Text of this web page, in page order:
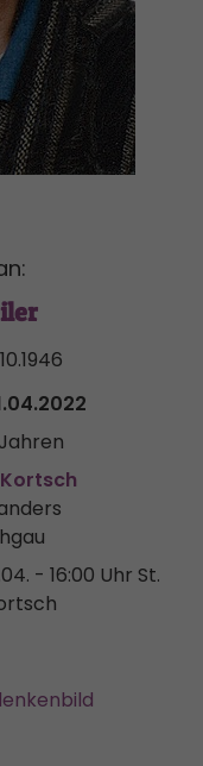
Kortsch
- 16:00 Uhr St.